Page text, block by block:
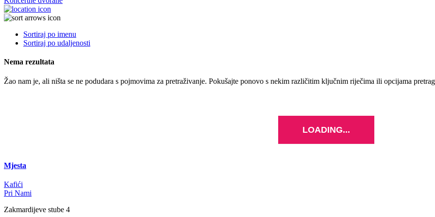
Sortiraj po imenu
Sortiraj po udaljenosti
Nema rezultata
Žao nam je, ali ništa se ne podudara s pojmovima za pretraživanje. Pokušajte ponovo s nekim različitim ključnim riječima ili opcijama
LOADING...
Mjesta
Kafići
Pri Nami
Zakmardijeve stube 4